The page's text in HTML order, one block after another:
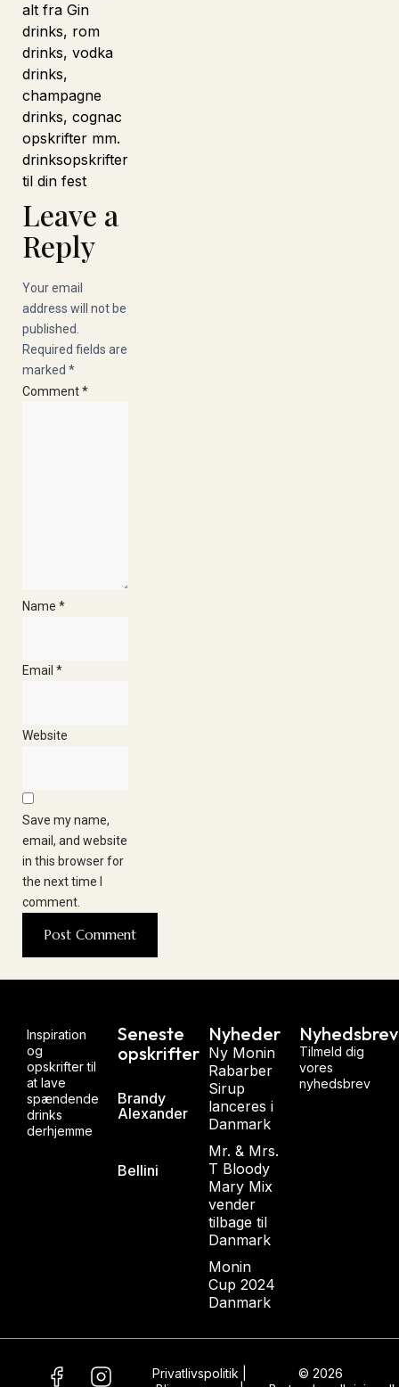
alt fra Gin
drinks, rom
drinks, vodka
drinks,
champagne
drinks, cognac
opskrifter mm.
drinksopskrifter
til din fest
Leave a
Reply
Your email
address will not be
published.
Required fields are
marked *
Comment*
Name *
Email *
Website
Save my name,
email, and website
in this browser for
the next time I
comment.
Inspiration
og
opskrifter til
at lave
spændende
drinks
derhjemme
Seneste
opskrifter
Brandy
Alexander
Bellini
Nyheder
Ny Monin
Rabarber
Sirup
lanceres i
Danmark
Mr. & Mrs.
T Bloody
Mary Mix
vender
tilbage til
Danmark
Monin
Cup 2024
Danmark
Nyhedsbrev
Tilmeld dig
vores
nyhedsbrev
© 2026
Privatlivspolitik